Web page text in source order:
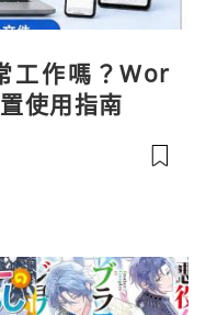
工作嗎？Wor
使用指南